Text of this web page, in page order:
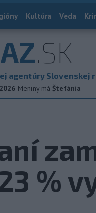
Kultúra Veda
.SK
agentúry Slovenskej
Meniny má Štefánia
%